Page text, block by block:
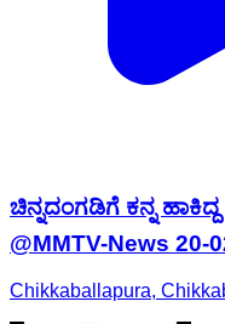
ಚಿನ್ನದಂಗಡಿಗೆ ಕನ್ನ
@MMTV-News 20-
Chikkaballapura,